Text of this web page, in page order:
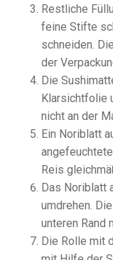
Restliche
feine Stifte
schneiden.
der
Die
Klarsichtfolie
nicht an der
Ein Noriblatt
Reis
Das Noriblatt
umdrehen.
unteren Rand
Die Rolle mit